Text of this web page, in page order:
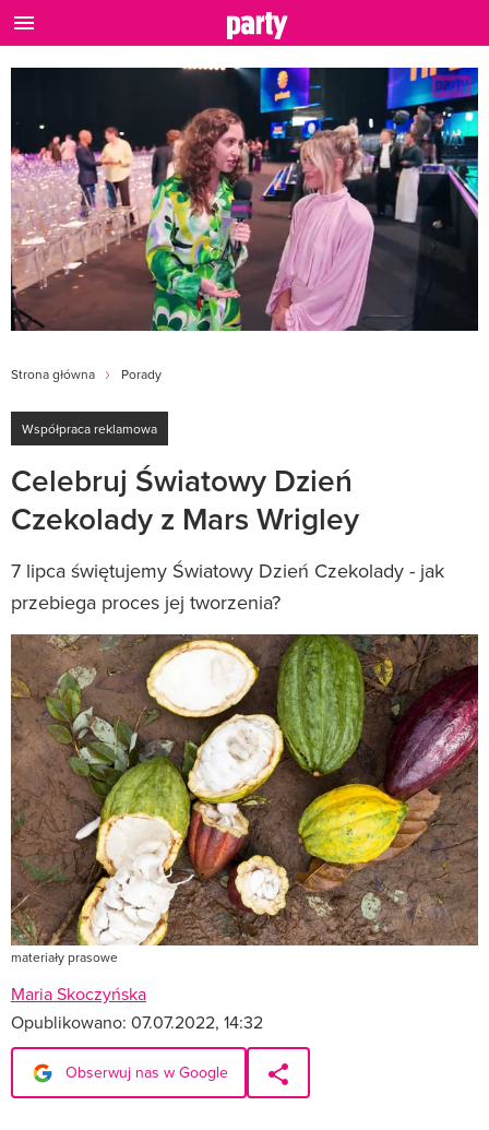
Strona główna Porady
Współpraca reklamowa
Celebruj Światowy Dzień
Czekolady z Mars Wrigley
7 lipca świętujemy Światowy Dzień Czekolady - jak
przebiega proces jej tworzenia?
materiały prasowe
Maria Skoczyńska
Opublikowano: 07.07.2022, 14:32
Obserwuj nas w Google